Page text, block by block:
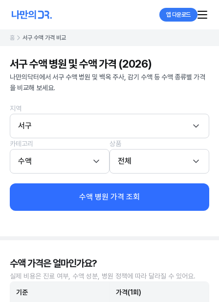
앱 다운로드
홈 서구 수액 가격 비교
서구 수액 병원 및 수액 가격 (2026)
나만의닥터에서 서구 수액 병원 및 백옥 주사, 감기 수액 등 수액 종류별 가격
을 비교해 보세요.
지역
서구
카테고리
수액
상품
전체
수액 병원 가격 조회
수액 가격은 얼마인가요?
실제 비용은 진료 여부, 수액 성분, 병원 정책에 따라 달라질 수 있어요.
기준 가격(1회)